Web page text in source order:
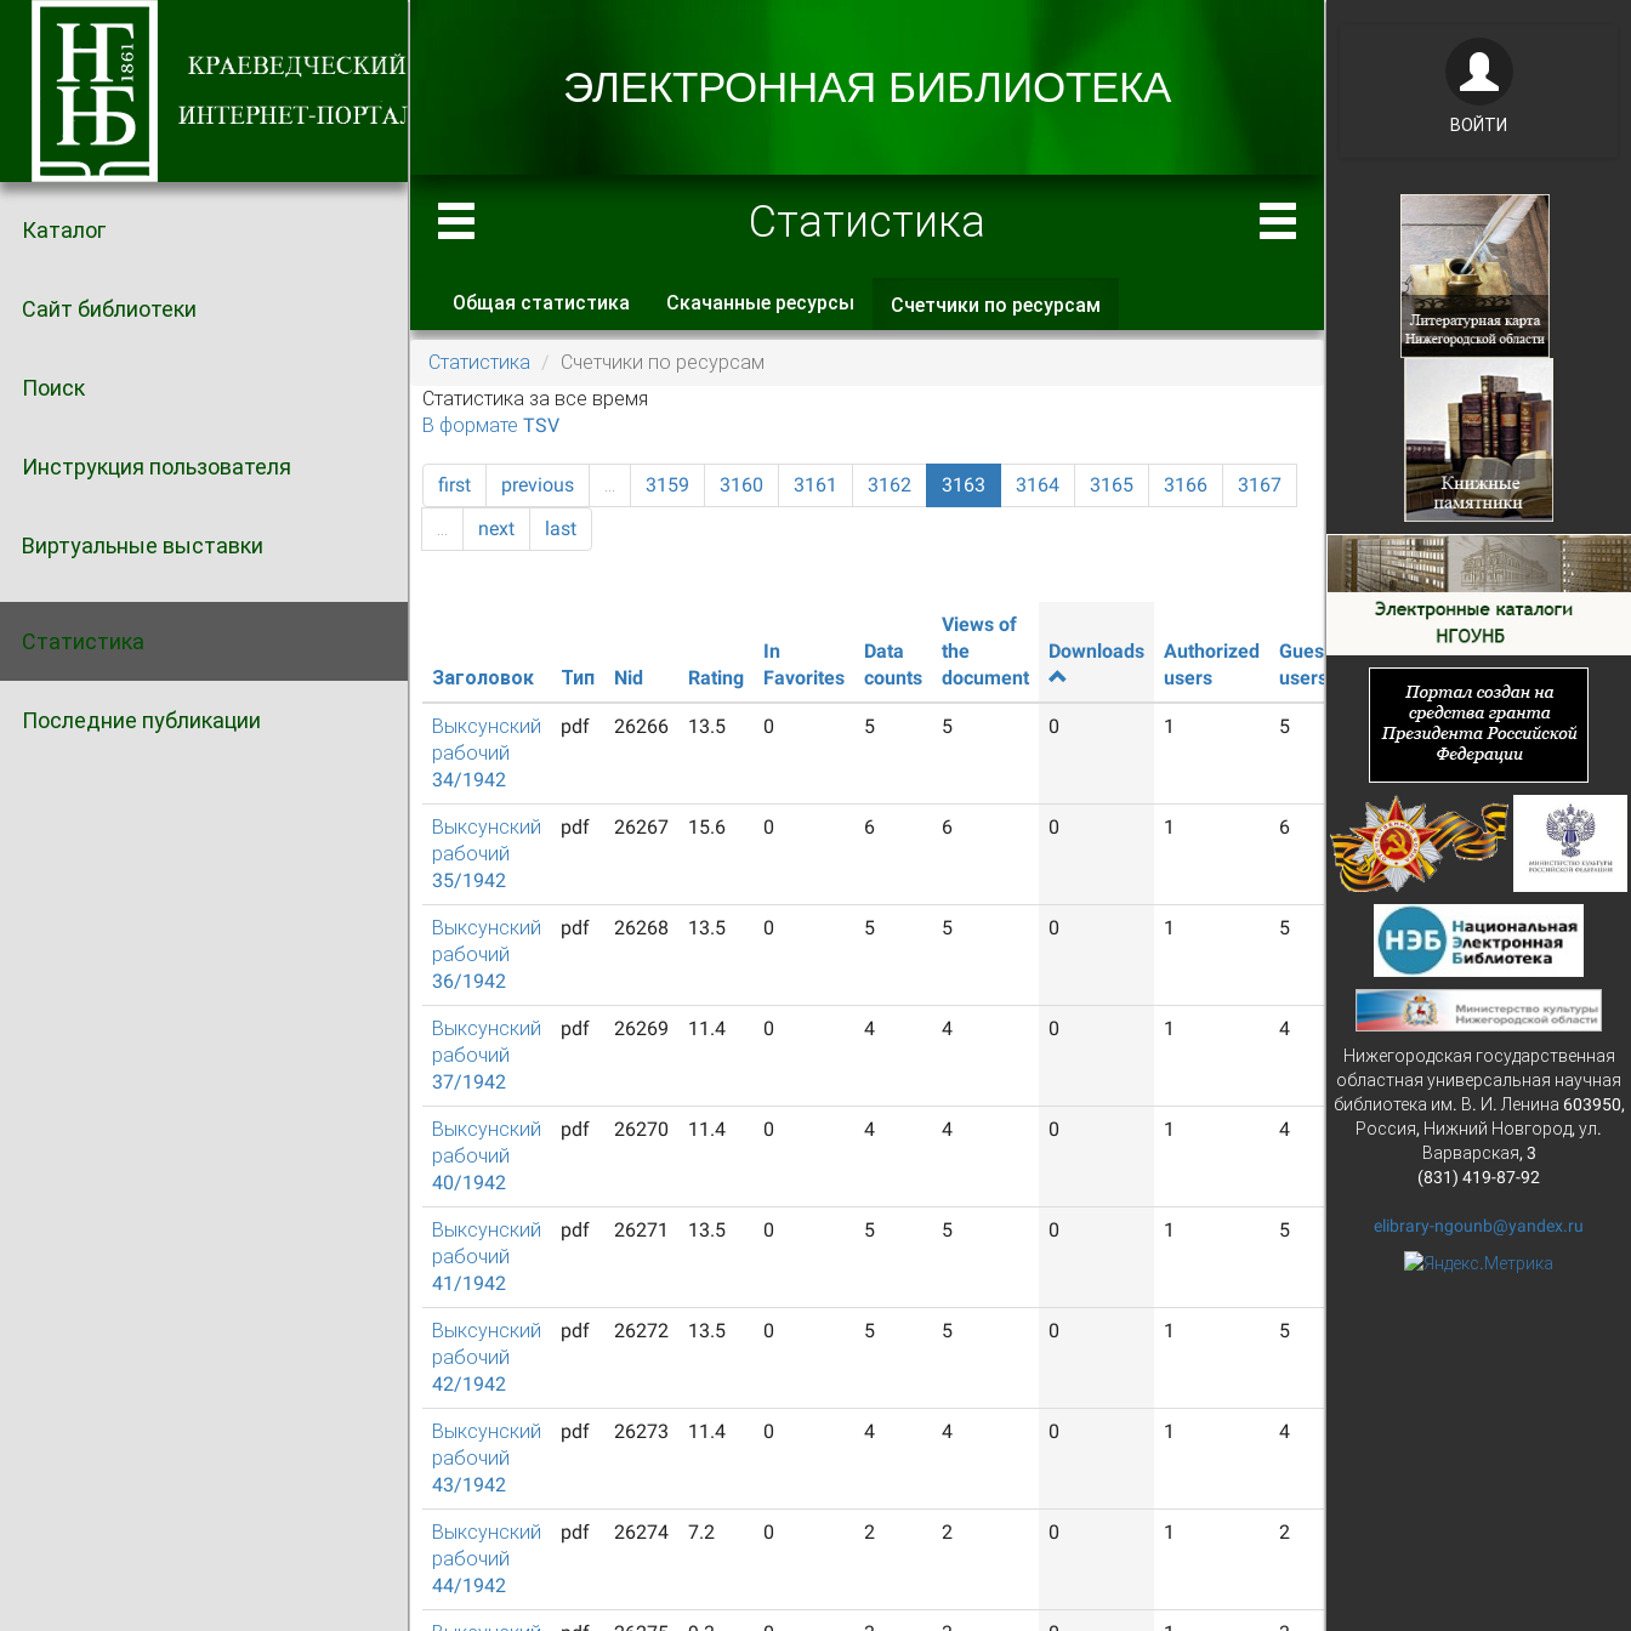
Каталог
Сайт библиотеки
Поиск
Инструкция пользователя
Виртуальные выставки
Статистика
Последние публикации
Статистика
Главные вкладки
Общая статистика Скачанные ресурсы Счетчики по ресурсам
вкладка)
Статистика
Счетчики по ресурсам
Статистика за все время
В формате TSV
first previous … 3159 3160 3161 3162 3163 3164 3165 3166
3167
…
next last
Заголовок Тип Nid Rating
In
Favorites
Data
counts
Views of
the
document
Downloads
Authorized
users
Guest
users
Выксунский
рабочий
34/1942
pdf 26266 13.5 0 5 5 0 1 5
Выксунский
рабочий
35/1942
pdf 26267 15.6 0 6 6 0 1 6
Выксунский
рабочий
36/1942
pdf 26268 13.5 0 5 5 0 1 5
Выксунский
рабочий
37/1942
pdf 26269 11.4 0 4 4 0 1 4
Выксунский
рабочий
40/1942
pdf 26270 11.4 0 4 4 0 1 4
Выксунский
рабочий
41/1942
pdf 26271 13.5 0 5 5 0 1 5
Выксунский
рабочий
42/1942
pdf 26272 13.5 0 5 5 0 1 5
Выксунский
рабочий
43/1942
pdf 26273 11.4 0 4 4 0 1 4
Выксунский
рабочий
44/1942
pdf 26274 7.2 0 2 2 0 1 2
ВОЙТИ
Нижегородская государственная
областная универсальная научная
библиотека им. В. И. Ленина 603950,
Россия, Нижний Новгород, ул.
Варварская, 3
(831) 419-87-92
elibrary-ngounb@yandex.ru